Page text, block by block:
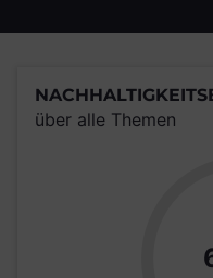
über alle Themen